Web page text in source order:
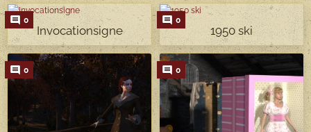
0
Invocationsigne
0
1950 ski
0 0